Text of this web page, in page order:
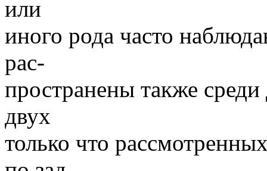
или
иного рода часто
рас-
пространены также
двух
только что